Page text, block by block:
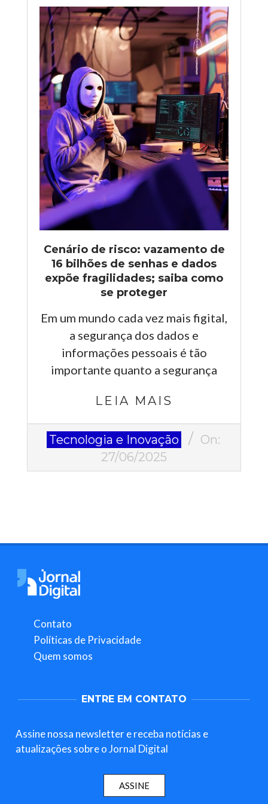
Cenário de risco: vazamento de
16 bilhões de senhas e dados
expõe fragilidades; saiba como
se proteger
Em um mundo cada vez mais figital,
a segurança dos dados e
informações pessoais é tão
importante quanto a segurança
LEIA MAIS
2025-
Tecnologia e Inovação
On:
27/06/2025
Contato
Políticas de Privacidade
Quem somos
ENTRE EM CONTATO
Assine nossa newsletter e receba notícias e
atualizações sobre o Jornal Digital
ASSINE